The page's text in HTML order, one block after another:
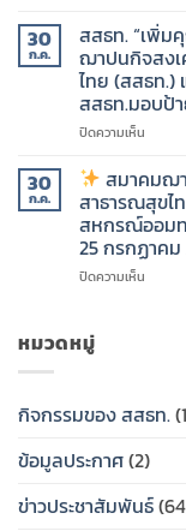
สหกรณ์
ออม
ทรัพย์
สาธา
ไทย
เสาร์
ที่
1
สิงหาค
ไทย
(สสธท
และ
กองทุน
สวัสดิก
ออม
ทรัพย์
สาธา
ไทย
กรกฎ
“เพิ่ม
คุณค่า
แห่ง
ชีวิต
เพื่อ
รัก”
สมาคม
ฌาปน
(สสธท
ศูนย์
งาน
สหกร
30
ก.ค.
สสธท. “เพิ่
ฌาปนกิจสง
ไทย (สสธท
สสธท.มอบป้า
ปิดความเห็น
“เพิ่ม
คุณค่า
แห่ง
ชีวิต
เพื่อ
สงเคร
สหกรณ์
ทรัพย์
สาธาร
30
ก.ค.
สมาคมฌ
สาธารณสุขไ
สหกรณ์ออม
25 กรกฏาคม
ปิดความเห็น
ออม
สาธาร
(สสธท
และ
หมวดหมู่
กิจกรรมของ สสธท.
ข้อมูลประกาศ(2)
ข่าวประชาสัมพันธ์